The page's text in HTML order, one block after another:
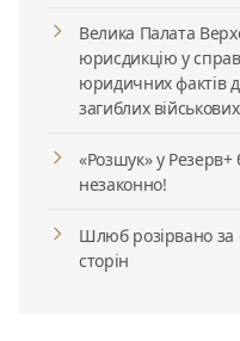
Велика Палата
юрисдикцію у
юридичних фактів
загиблих військових
«Розшук» у
незаконно!
Шлюб розірвано за
сторін